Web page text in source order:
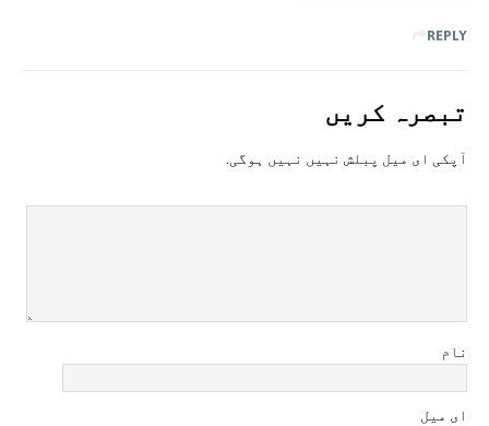
REPLY
تبصرہ کريں
آپکی ای ميل پبلش نہيں نہيں ہوگی.
نام
ای میل